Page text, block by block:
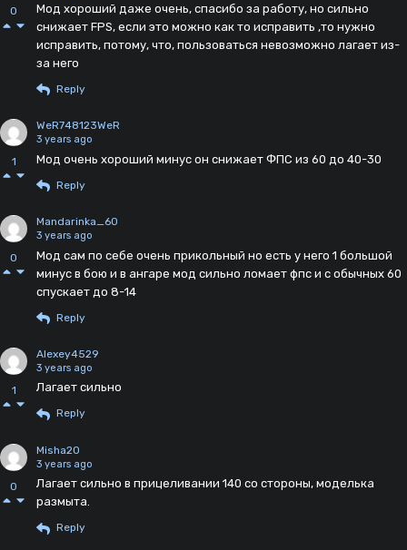
0
Мод хороший даже очень, спасибо за работу, но сильно
снижает FPS, если это можно как то исправить ,то нужно
исправить, потому, что, пользоваться невозможно лагает из-
за него
Reply
1
WeR748123WeR
3 years ago
Мод очень хороший минус он снижает ФПС из 60 до 40-30
Reply
0
Mandarinka_60
3 years ago
Мод сам по себе очень прикольный но есть у него 1 большой
минус в бою и в ангаре мод сильно ломает фпс и с обычных 60
спускает до 8-14
Reply
1
Alexey4529
3 years ago
Лагает сильно
Reply
0
Misha20
3 years ago
Лагает сильно в прицеливании 140 со стороны, моделька
размыта.
Reply